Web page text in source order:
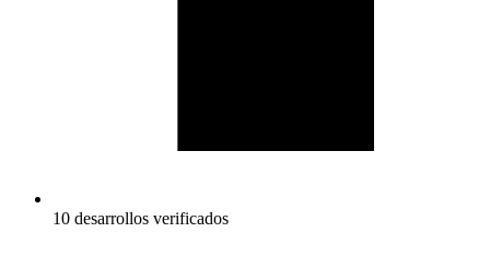
10 desarrollos verificados